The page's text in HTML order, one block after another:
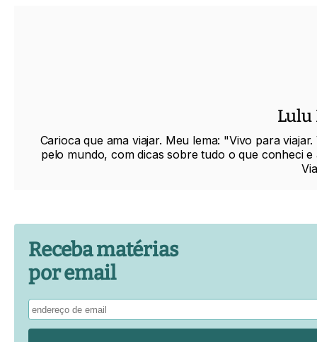
Lulu
Carioca que ama viajar. Meu lema: "Vivo para
pelo mundo, com dicas sobre tudo o que conheci
Receba matérias
por email